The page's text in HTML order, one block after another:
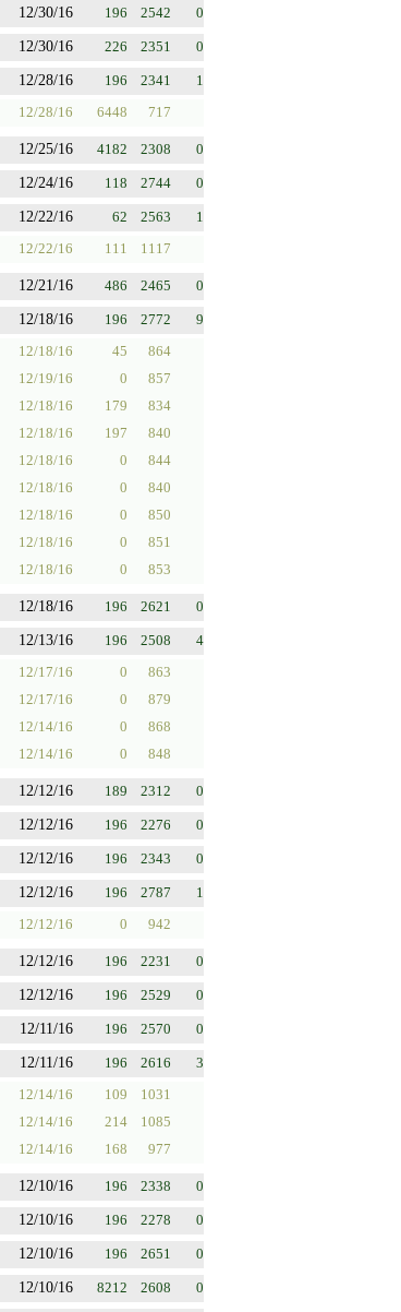
12/30/16 196 2542 0
12/30/16 226 2351 0
12/28/16 196 2341
1
12/28/16 6448 717
12/25/16 4182 2308 0
12/24/16 118 2744 0
12/22/16 62 2563
1
12/22/16 111 1117
12/21/16 486 2465 0
12/18/16 196 2772
9
12/18/16 45
864
12/19/16 0
857
12/18/16 179
834
12/18/16 197
840
12/18/16 0
844
12/18/16 0
840
12/18/16 0
850
12/18/16 0
851
12/18/16 0 853
12/18/16 196 2621 0
12/13/16 196 2508
4
12/17/16 0
863
12/17/16 0
879
12/14/16 0
868
12/14/16 0 848
12/12/16 189 2312 0
12/12/16 196 2276 0
12/12/16 196 2343 0
12/12/16 196 2787
1
12/12/16 0 942
12/12/16 196 2231 0
12/12/16 196 2529 0
12/11/16 196 2570 0
12/11/16 196 2616
3
12/14/16 109
1031
12/14/16 214
1085
12/14/16 168 977
12/10/16 196 2338 0
12/10/16 196 2278 0
12/10/16 196 2651 0
12/10/16 8212 2608 0